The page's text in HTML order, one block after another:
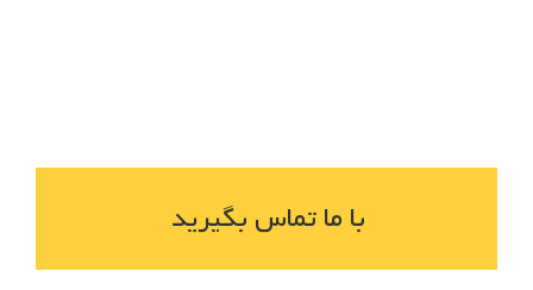
با ما تماس بگیرید